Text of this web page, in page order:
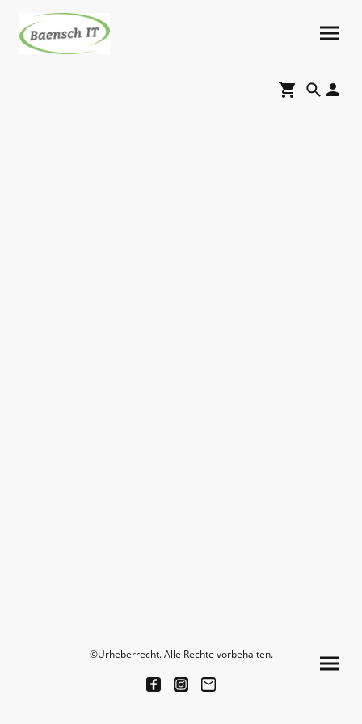
©Urheberrecht. Alle Rechte vorbehalten.